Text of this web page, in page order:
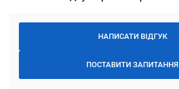
НАПИСАТИ ВІДГУК
ПОСТАВИТИ ЗАПИТАННЯ